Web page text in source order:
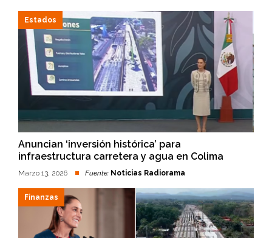
Estados
Anuncian ‘inversión histórica’ para
infraestructura carretera y agua en Colima
Marzo 13, 2026 Fuente: Noticias Radiorama
Finanzas